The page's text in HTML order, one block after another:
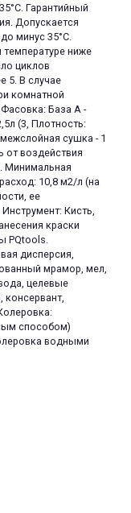
Гарантийный
Допускается
минус 35°С.
ниже
циклов
5. В случае
комнатной
База А -
(3, Плотность:
сушка - 1
от воздействия
Минимальная
10,8 м2/л (на
ее
Кисть,
краски
PQtools.
дисперсия,
мрамор, мел,
целевые
консервант,
способом)
водными
в 2 недели